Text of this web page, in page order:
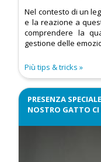
Nel contesto di un
e la reazione a
comprendere la
gestione delle
Più tips & tricks
PRESENZA
NOSTRO GATTO CI